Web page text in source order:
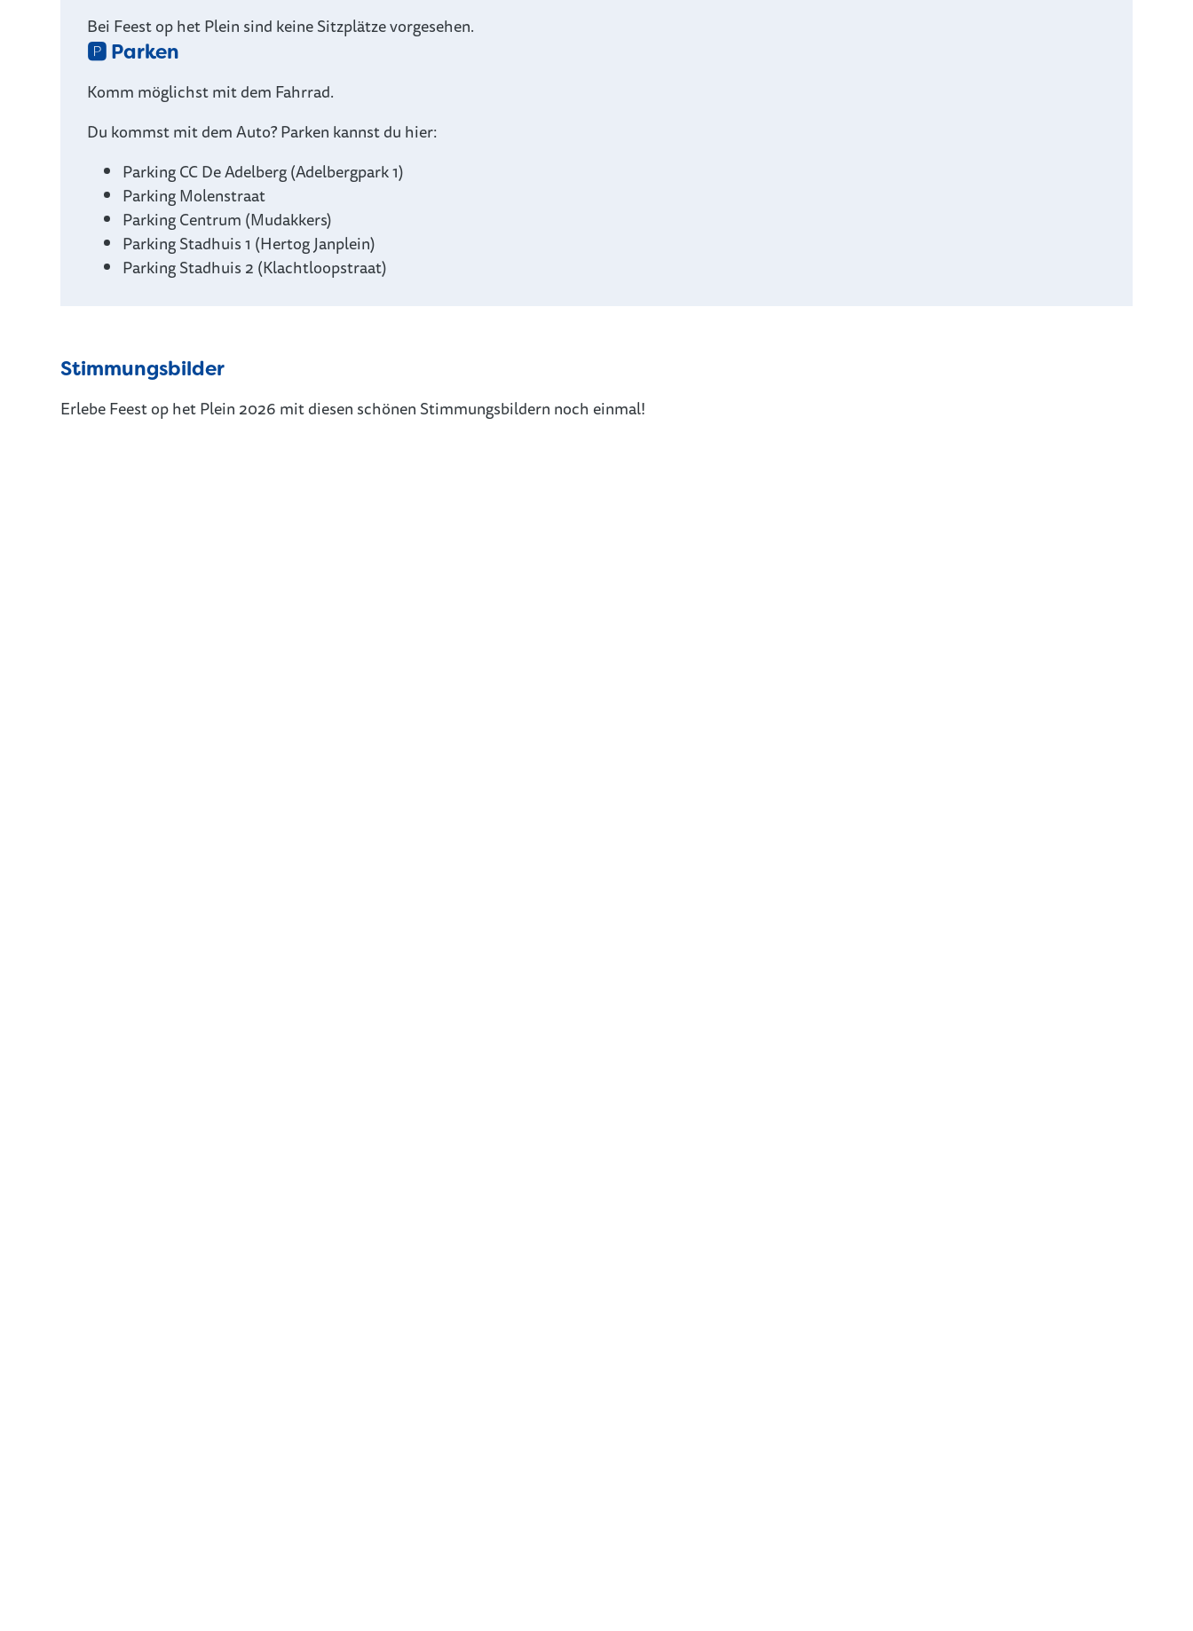
Bei Feest op het Plein sind keine Sitzplätze vorgesehen.
🅿️ Parken
Komm möglichst mit dem Fahrrad.
Du kommst mit dem Auto? Parken kannst du hier:
Parking CC De Adelberg (Adelbergpark 1)
Parking Molenstraat
Parking Centrum (Mudakkers)
Parking Stadhuis 1 (Hertog Janplein)
Parking Stadhuis 2 (Klachtloopstraat)
Stimmungsbilder
Erlebe Feest op het Plein 2026 mit diesen schönen Stimmungsbildern noch einmal!